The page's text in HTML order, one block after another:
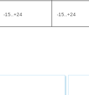
-15..+24 -15..+24